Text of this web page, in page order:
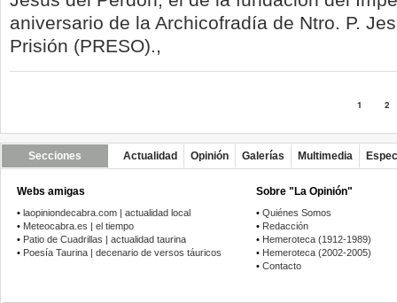
aniversario de la Archicofradía de Ntro. P.
Prisión (PRESO).,
1 2
Secciones Actualidad Opinión Galerías Multimedia
Webs amigas
• laopiniondecabra.com | actualidad local
• Meteocabra.es | el tiempo
• Patio de Cuadrillas | actualidad taurina
• Poesía Taurina | decenario de versos táuricos
Sobre "La Opinión"
• Quiénes Somos
• Redacción
• Hemeroteca (1912-1989)
• Hemeroteca (2002-2005)
• Contacto